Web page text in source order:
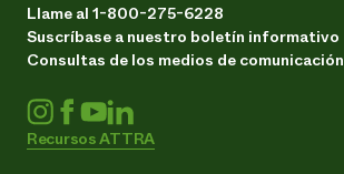
Llame al 1-800-275-6228
Suscríbase a nuestro boletín informativo
Consultas de los medios de comunicación
Recursos ATTRA